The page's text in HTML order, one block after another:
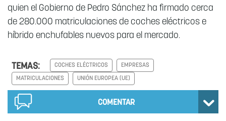
quien el Gobierno de Pedro Sánchez ha firmado cerca
de 280.000 matriculaciones de coches eléctricos e
híbrido enchufables nuevos para el mercado.
TEMAS: COCHES ELÉCTRICOS EMPRESAS
MATRICULACIONES UNIÓN EUROPEA (UE)
COMENTAR